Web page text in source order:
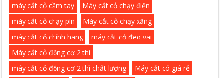
máy cắt cỏ cầm tay
Máy cắt cỏ chạy điện
máy cắt cỏ chạy pin
Máy cắt cỏ chạy xăng
máy cắt cỏ chính hãng
máy cắt cỏ đeo vai
Máy cắt cỏ động cơ 2 thì
máy cắt cỏ động cơ 2 thì chất lượng
Máy cắt có giá rẻ